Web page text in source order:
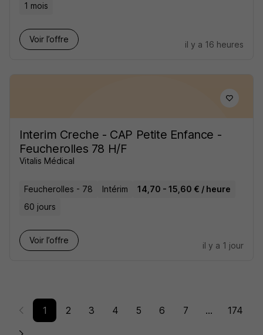
1 mois
Voir l’offre
il y a 16 heures
Interim Creche - CAP Petite Enfance -
Feucherolles 78 H/F
Vitalis Médical
Feucherolles - 78 Intérim
14,70 - 15,60 € / heure
60 jours
Voir l’offre
il y a 1 jour
1 2 3 4 5 6 7 ... 174